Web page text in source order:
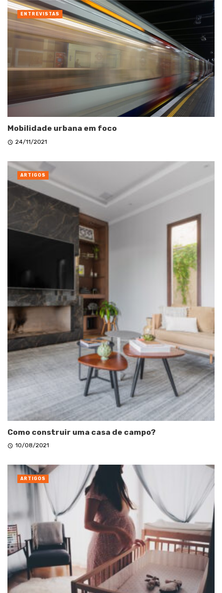
Mobilidade urbana em foco
24/11/2021
ENTREVISTAS
Como construir uma casa de campo?
10/08/2021
ARTIGOS
ARTIGOS